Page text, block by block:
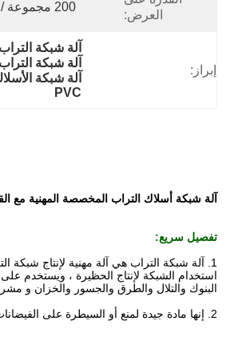
العرض:
200 مجموعة / مجموعات في السنة
إبراز:
آلة شبكة
آلة شبكة التراب 22kw
PVC
آلة شبكة أسلاك التراب المخصصة المهنية مع
تفصيل سريع:
استخدام الشبكةلإنتاج الحظيرة ، ويستخدم
البنوك والتلال والطرق والجسور والخزان و